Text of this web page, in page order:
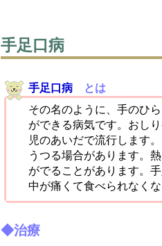
手足口病
手足口病
とは
その名のように、手のひ
ができる病気です。おし
児のあいだで流行します
うつる場合があります。
がでることがあります。
中が痛くて食べられなく
◆治療